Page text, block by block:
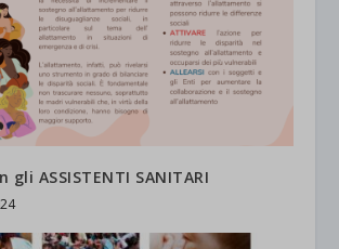
gli ASSISTENTI SANITARI